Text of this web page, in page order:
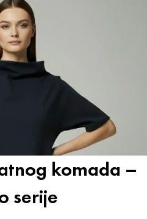
komada –
serije